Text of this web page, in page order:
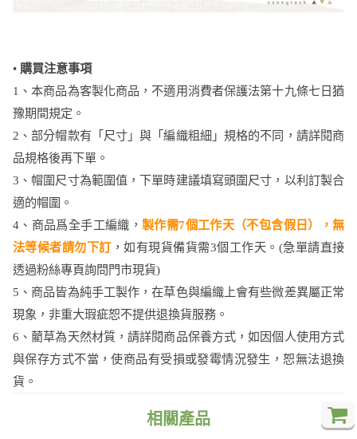
• 購買注意事項
1、本商品為客製化商品，不適用消費者保護法第十九條七日猶
豫期間規定。
2、部分帽款有「尺寸」與「編織粗細」規格的不同，請詳閱商
品規格後再下單。
3、帽圍尺寸為範圍值，下單時建議填寫頭圍尺寸，以利訂製合
適的帽圍。
4、商品爲全手工編織，製作需7個工作天（不包含假日），無
法等候者請勿下訂，如有現貨備貨需3個工作天。(急單請直接
透過粉絲專頁詢問門市現貨)
5、商品皆為純手工製作，在草色與編織上會有些微差異屬正常
現象，非重大瑕疵恕不提供退換貨服務。
6、藺草為天然材質，請詳閱商品保養方式，如因個人使用方式
與保存方式不當，使商品有受損或發霉情況發生，恕無法退換
貨。
相關產品